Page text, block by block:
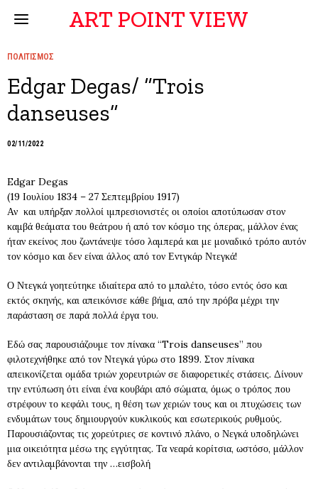
ART POINT VIEW
ΠΟΛΙΤΙΣΜΟΣ
Edgar Degas/ “Trois
danseuses”
02/11/2022
Edgar Degas
(19 Ιουλίου 1834 – 27 Σεπτεμβρίου 1917)
Αν και υπήρξαν πολλοί ιμπρεσιονιστές οι οποίοι αποτύπωσαν στον
καμβά θεάματα του θεάτρου ή από τον κόσμο της όπερας, μάλλον ένας
ήταν εκείνος που ζωντάνεψε τόσο λαμπερά και με μοναδικό τρόπο αυτόν
τον κόσμο και δεν είναι άλλος από τον Εντγκάρ Ντεγκά!
Ο Ντεγκά γοητεύτηκε ιδιαίτερα από το μπαλέτο, τόσο εντός όσο και
εκτός σκηνής, και απεικόνισε κάθε βήμα, από την πρόβα μέχρι την
παράσταση σε παρά πολλά έργα του.
Εδώ σας παρουσιάζουμε τον πίνακα “Trois danseuses” που
φιλοτεχνήθηκε από τον Ντεγκά γύρω στο 1899. Στον πίνακα
απεικονίζεται ομάδα τριών χορευτριών σε διαφορετικές στάσεις. Δίνουν
την εντύπωση ότι είναι ένα κουβάρι από σώματα, όμως ο τρόπος που
στρέφουν το κεφάλι τους, η θέση των χεριών τους και οι πτυχώσεις των
ενδυμάτων τους δημιουργούν κυκλικούς και εσωτερικούς ρυθμούς.
Παρουσιάζοντας τις χορεύτριες σε κοντινό πλάνο, ο Νεγκά υποδηλώνει
μια οικειότητα μέσω της εγγύτητας. Τα νεαρά κορίτσια, ωστόσο, μάλλον
δεν αντιλαμβάνονται την …εισβολή